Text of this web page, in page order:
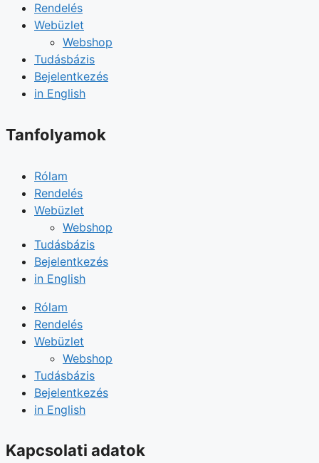
Rendelés
Webüzlet
Webshop
Tudásbázis
Bejelentkezés
in English
Tanfolyamok
Rólam
Rendelés
Webüzlet
Webshop
Tudásbázis
Bejelentkezés
in English
Rólam
Rendelés
Webüzlet
Webshop
Tudásbázis
Bejelentkezés
in English
Kapcsolati adatok